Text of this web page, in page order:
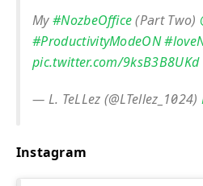
My#NozbeOffice(Part Two)
#ProductivityModeON
pic.twitter.com/9ksB3B8UKd
— L. TeLLez (@LTellez_1024)
Instagram